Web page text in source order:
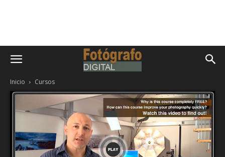
Inicio Cursos